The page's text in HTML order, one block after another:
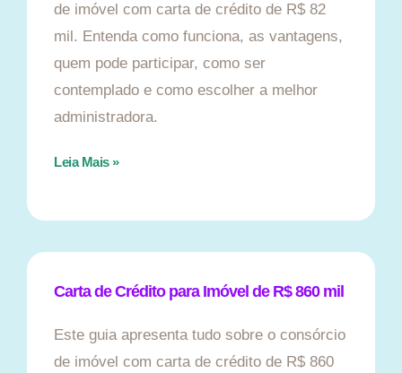
de imóvel com carta de crédito de R$ 82
mil. Entenda como funciona, as vantagens,
quem pode participar, como ser
contemplado e como escolher a melhor
administradora.
Leia Mais »
Carta de Crédito para Imóvel de R$ 860 mil
Este guia apresenta tudo sobre o consórcio
de imóvel com carta de crédito de R$ 860